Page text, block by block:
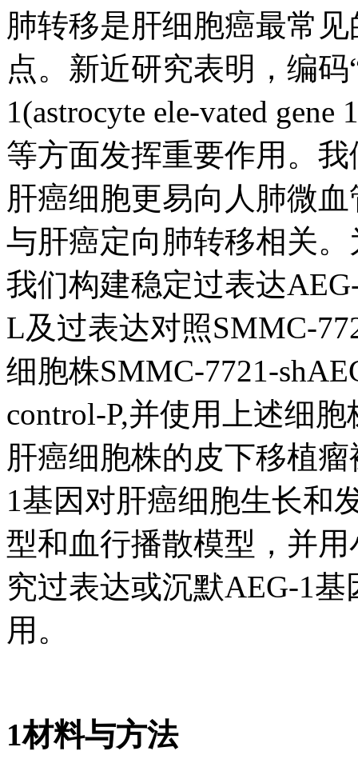
肺转移是肝细胞癌最常
点。新近研究表明，编
1(astrocyte ele-vated
等方面发挥重要作用。
肝癌细胞更易向人肺微
与肝癌定向肺转移相关
我们构建稳定过表达
L及过表达对照SMMC-
细胞株SMMC-7721-
control-P,并使用上述细
肝癌细胞株的皮下移植
1基因对肝癌细胞生长和
型和血行播散模型，并
究过表达或沉默AEG-1
用。
1材料与方法